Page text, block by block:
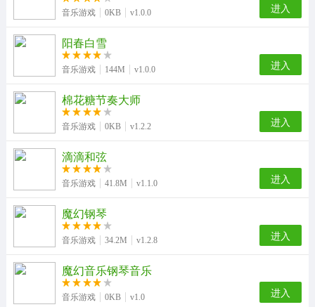
音乐游戏 0KB v1.0.0 进入
阳春白雪
音乐游戏 144M v1.0.0 进入
棉花糖节奏大师
音乐游戏 0KB v1.2.2 进入
滴滴和弦
音乐游戏 41.8M v1.1.0 进入
魔幻钢琴
音乐游戏 34.2M v1.2.8 进入
魔幻音乐钢琴音乐
音乐游戏 0KB v1.0 进入